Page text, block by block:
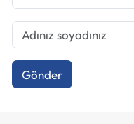
Gönder